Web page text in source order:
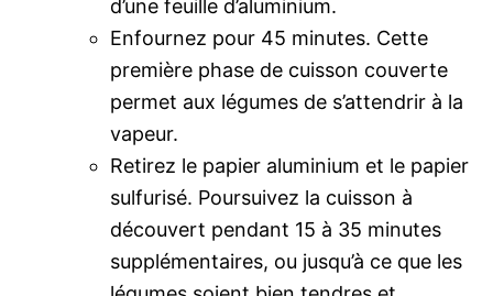
d’une feuille d’aluminium.
Enfournez pour 45 minutes. Cette
première phase de cuisson couverte
permet aux légumes de s’attendrir à la
vapeur.
Retirez le papier aluminium et le papier
sulfurisé. Poursuivez la cuisson à
découvert pendant 15 à 35 minutes
supplémentaires, ou jusqu’à ce que les